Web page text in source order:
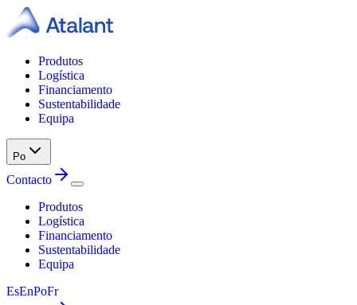
Produtos
Logística
Financiamento
Sustentabilidade
Equipa
Po
Contacto
Produtos
Logística
Financiamento
Sustentabilidade
Equipa
EsEnPoFr